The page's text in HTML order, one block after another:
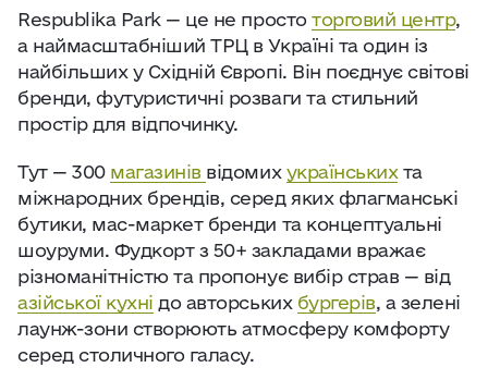
Respublika Park — це не простоторговий центр,
а наймасштабніший ТРЦ в Україні та один із
найбільших у Східній Європі. Він поєднує світові
бренди, футуристичні розваги та стильний
простір для відпочинку.
Тут — 300 магазинів відомих українськихта
міжнародних брендів, серед яких флагманські
бутики, мас-маркет бренди та концептуальні
шоуруми. Фудкорт з 50+ закладами вражає
різноманітністю та пропонує вибір страв — від
азійської кухні до авторських бургерів, а зелені
лаунж-зони створюють атмосферу комфорту
серед столичного галасу.